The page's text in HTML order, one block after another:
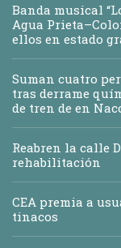
Banda musical
Agua
ellos en estado
Suman cuatro
tras derrame
de tren de en
Reabren la calle
rehabilitación
CEA premia a
tinacos